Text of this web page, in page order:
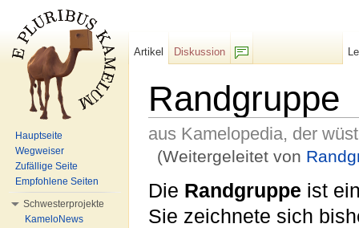
Randgruppe
aus Kamelopedia, der
(Weitergeleitet von
Die Randgruppe ist
Sie zeichnete sich
Artikel
Diskussion
Hauptseite
Wegweiser
Zufällige Seite
Empfohlene Seiten
Schwesterprojekte
KameloNews